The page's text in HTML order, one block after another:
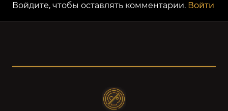
Войдите, чтобы оставлять комментарии. Войти